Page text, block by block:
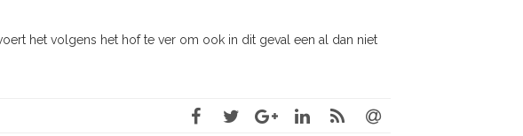
het volgens het hof te ver om ook in dit geval een al dan niet